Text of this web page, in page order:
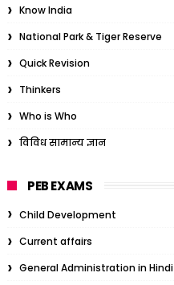
Know India
National Park & Tiger Reserve
Quick Revision
Thinkers
Who is Who
विविध सामान्य ज्ञान
PEB EXAMS
Child Development
Current affairs
General Administration in Hindi